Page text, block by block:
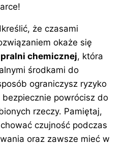
że czasami
okaże się
chemicznej, która
środkami do
ograniczysz ryzyko
powrócisz do
rzeczy. Pamiętaj,
czujność podczas
oraz zawsze mieć w